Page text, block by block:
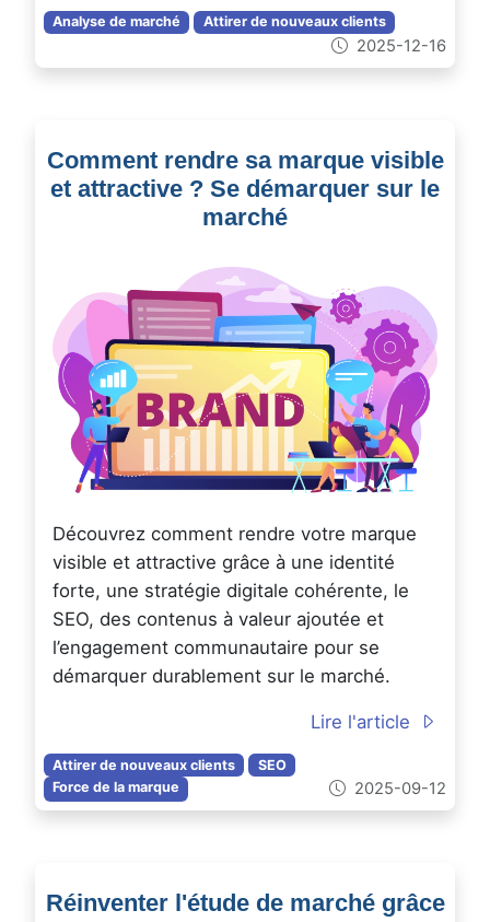
Analyse de marché Attirer de nouveaux clients
2025-12-16
Comment rendre sa marque visible
et attractive ? Se démarquer sur le
marché
Découvrez comment rendre votre marque
visible et attractive grâce à une identité
forte, une stratégie digitale cohérente, le
SEO, des contenus à valeur ajoutée et
l’engagement communautaire pour se
démarquer durablement sur le marché.
Lire l'article
Attirer de nouveaux clients
SEO
Force de la marque
2025-09-12
Réinventer l'étude de marché grâce